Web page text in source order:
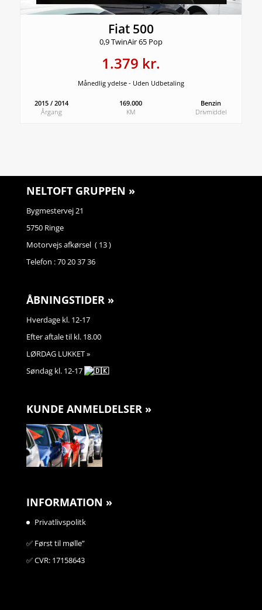
Fiat 500
0,9 TwinAir 65 Pop
1.379 kr.
Månedlig ydelse - Uden Udbetaling
2015 / 2014
Årgang
169.000
KM
Benzin
Drivmiddel
NELTOFT GRUPPEN »
Bygmestervej 21
5750 Ringe
Motorvejs afkørsel ( 13 )
Telefon : 70 20 37 36
ÅBNINGSTIDER »
Hverdage kl. 12-17
Efter aftale til kl. 18.00
LØRDAG LUKKET »
Søndag kl. 12-17
KUNDE ANMELDELSER »
INFORMATION »
Privatlivspolitk
✅️ Først til mølle”
✅️ CVR: 17158643